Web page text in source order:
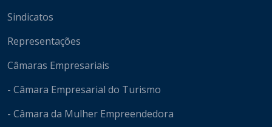
Sindicatos
Representações
Câmaras Empresariais
- Câmara Empresarial do Turismo
- Câmara da Mulher Empreendedora